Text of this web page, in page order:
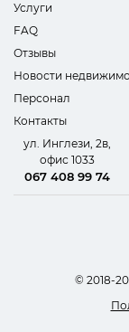
Услуги
FAQ
Отзывы
Новости
Персонал
Контакты
ул. Инглези, 2в,
офис 1033
067 408 99 74
© 2018-